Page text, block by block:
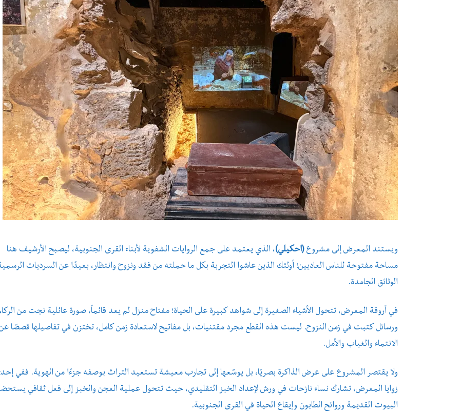
ويستند المعرض إلى مشروع(احكيلي)، الذي يعتمد على جمع الروايات الشفوية لأبناء القرى الجنوبية، ليصبح الأرشيف هنا
مساحة مفتوحة للناس العاديين؛ أولئك الذين عاشوا التجربة بكل ما حملته من فقد ونزوح وانتظار، بعيدًا عن السرديات
الوثائق الجامدة.
في أروقة المعرض، تتحول الأشياء الصغيرة إلى شواهد كبيرة على الحياة؛ مفتاح منزل لم يعد قائماً، صورة عائلية نجت من
ورسائل كتبت في زمن النزوح. ليست هذه القطع مجرد مقتنيات، بل مفاتيح لاستعادة زمن كامل، تختزن في تفاصيلها قصصًا
الانتماء والغياب والأمل.
ولا يقتصر المشروع على عرض الذاكرة بصريًا، بل يوسّعها إلى تجارب معيشة تستعيد التراث بوصفه جزءًا من الهوية. ففي
زوايا المعرض، تشارك نساء نازحات في ورش لإعداد الخبز التقليدي، حيث تتحول عملية العجن والخبز إلى فعل ثقافي
البيوت القديمة وروائح الطابون وإيقاع الحياة في القرى الجنوبية.